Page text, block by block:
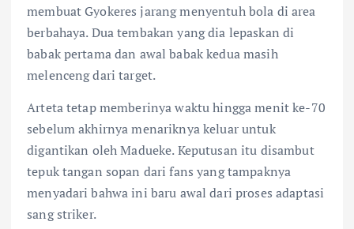
membuat Gyokeres jarang menyentuh bola di area
berbahaya. Dua tembakan yang dia lepaskan di
babak pertama dan awal babak kedua masih
melenceng dari target.
Arteta tetap memberinya waktu hingga menit ke-70
sebelum akhirnya menariknya keluar untuk
digantikan oleh Madueke. Keputusan itu disambut
tepuk tangan sopan dari fans yang tampaknya
menyadari bahwa ini baru awal dari proses adaptasi
sang striker.